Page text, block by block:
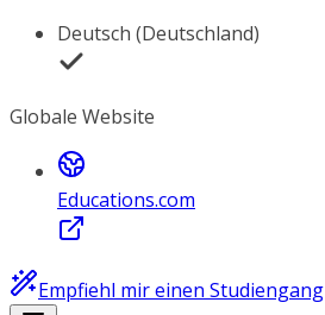
Deutsch (Deutschland)
Globale Website
Educations.com
Empfiehl mir einen Studiengang